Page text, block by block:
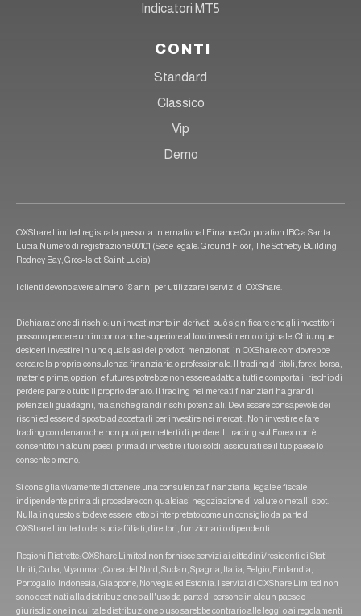
Indicatori MT5
CONTI
Standard
Classico
Vip
Demo
OXShare Limited registrata presso la International Finance Corporation IBC a Santa
Lucia Numero di registrazione 00101 (Sede legale: Ground Floor, The Sotheby Building,
Rodney Bay, Gros-Islet, Saint Lucia)
I clienti devono avere almeno 18 anni per utilizzare i servizi di OXShare.
Dichiarazione di rischio: un investimento in derivati può significare che gli investitori
possono perdere un importo anche superiore al loro investimento originale. Chiunque
desideri investire in uno qualsiasi dei prodotti menzionati in OXShare.com dovrebbe
cercare la propria consulenza finanziaria o professionale. Il trading di titoli, forex, borsa,
materie prime, opzioni e futures potrebbe non essere adatto a tutti e comporta il rischio di
perdere parte o tutto il proprio denaro. Il trading nei mercati finanziari ha grandi
potenziali guadagni, ma anche grandi rischi potenziali. Devi essere consapevole dei
rischi ed essere disposto ad accettarli per investire nei mercati. Non investire e fare
trading con denaro che non puoi permetterti di perdere. Il trading sul Forex non è
consentito in alcuni paesi, prima di investire i tuoi soldi, assicurati se il tuo paese lo
consente o meno.
Si consiglia vivamente di ottenere una consulenza finanziaria, legale e fiscale
indipendente prima di procedere con qualsiasi negoziazione di valute o metalli spot.
Nulla in questo sito deve essere letto o interpretato come un consiglio da parte di
OXShare Limited o dei suoi affiliati, direttori, funzionari o dipendenti.
Regioni Ristrette: OXShare Limited non fornisce servizi ai cittadini/residenti di Stati
Uniti, Cuba, Myanmar, Corea del Nord, Sudan, Spagna, Italia, Belgio, Finlandia,
Portogallo, Indonesia, Giappone, Norvegia ed Estonia. I servizi di OXShare Limited non
sono destinati alla distribuzione o all'uso da parte di persone in alcun paese o
giurisdizione in cui tale distribuzione o uso sarebbe contrario alle leggi o ai regolamenti